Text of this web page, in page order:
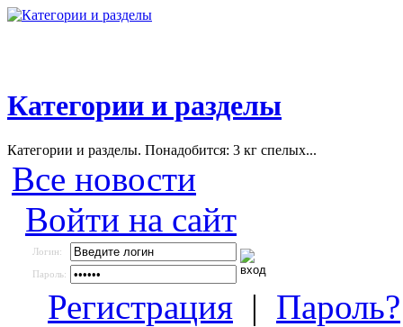
Категории и разделы
Категории и разделы. Понадобится: 3 кг спелых...
Все новости
Войти на сайт
Логин:
Пароль:
Регистрация | Пароль?